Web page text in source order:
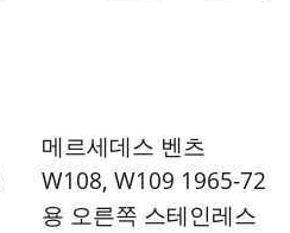
메르세데스 벤츠
W108, W109 1965-72
용 오른쪽 스테인레스